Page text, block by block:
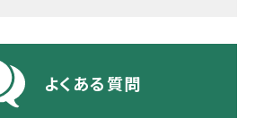
よくある質問